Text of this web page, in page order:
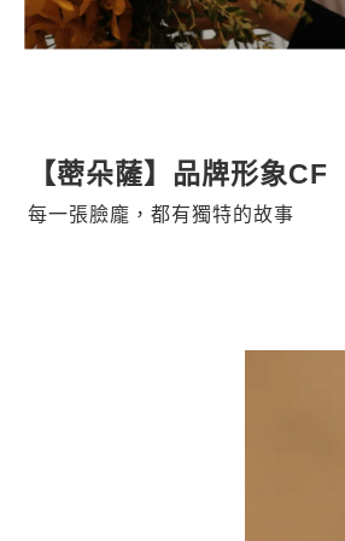
【蔤朵薩】品牌形象CF
每一張臉龐，都有獨特的故事